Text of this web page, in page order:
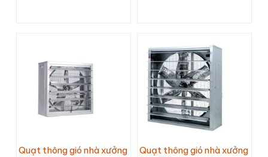
Quạt thông gió nhà xưởng
Quạt thông gió nhà xưởng